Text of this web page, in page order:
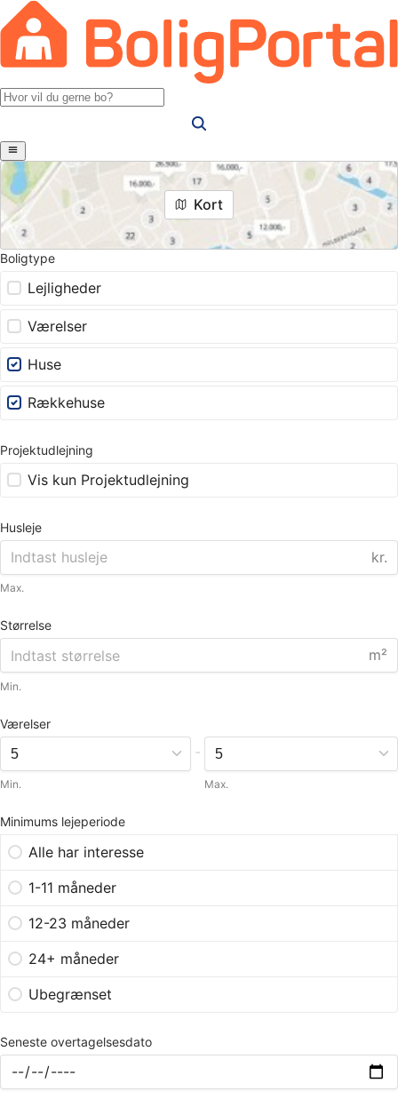
Kort
Boligtype
Lejligheder
Værelser
Huse
Rækkehuse
Projektudlejning
Vis kun Projektudlejning
Husleje
kr.
Max.
Størrelse
m²
Min.
Værelser
Min.
-
Max.
Minimums lejeperiode
Alle har interesse
1-11 måneder
12-23 måneder
24+ måneder
Ubegrænset
Seneste overtagelsesdato